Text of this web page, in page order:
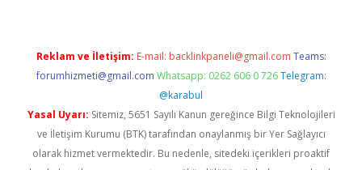
Reklam ve İletişim: E-mail: backlinkpaneli@gmail.com Teams:
forumhizmeti@gmail.com Whatsapp: 0262 606 0 726 Telegram:
@karabul
Yasal Uyarı: Sitemiz, 5651 Sayılı Kanun gereğince Bilgi Teknolojileri
ve İletişim Kurumu (BTK) tarafından onaylanmış bir Yer Sağlayıcı
olarak hizmet vermektedir. Bu nedenle, sitedeki içerikleri proaktif